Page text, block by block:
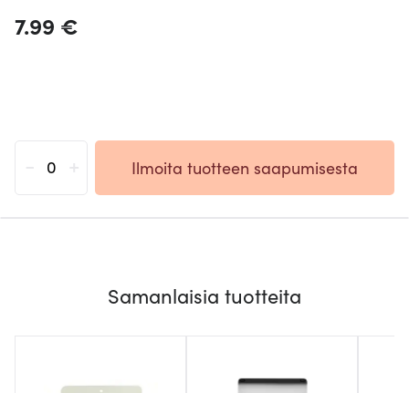
7.99 €
Ilmoita tuotteen saapumisesta
Samanlaisia tuotteita